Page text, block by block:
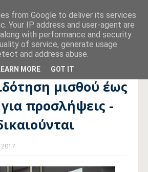
ΟΑΕΔ: Επιδότηση μισθού έως
- Ποιοι το δικαιούνται
μισθού έως
προσλήψεις -
from Google to deliver its services
Your IP address and user-agent are
with performance and security
of service, generate usage
and address abuse.
MORE GOT IT